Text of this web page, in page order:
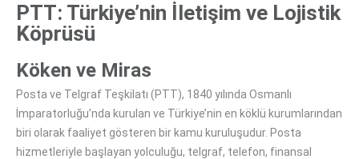
PTT: Türkiye’nin İletişim ve Lojistik
Köprüsü
Köken ve Miras
Posta ve Telgraf Teşkilatı (PTT), 1840 yılında Osmanlı
İmparatorluğu’nda kurulan ve Türkiye’nin en köklü kurumlarından
biri olarak faaliyet gösteren bir kamu kuruluşudur. Posta
hizmetleriyle başlayan yolculuğu, telgraf, telefon, finansal